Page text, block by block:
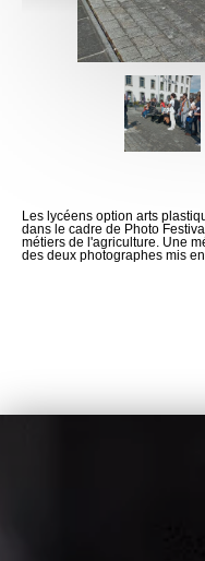
Les lycéens option arts
dans le cadre de Photo
métiers de l'agriculture. Une
des deux photographes mis en